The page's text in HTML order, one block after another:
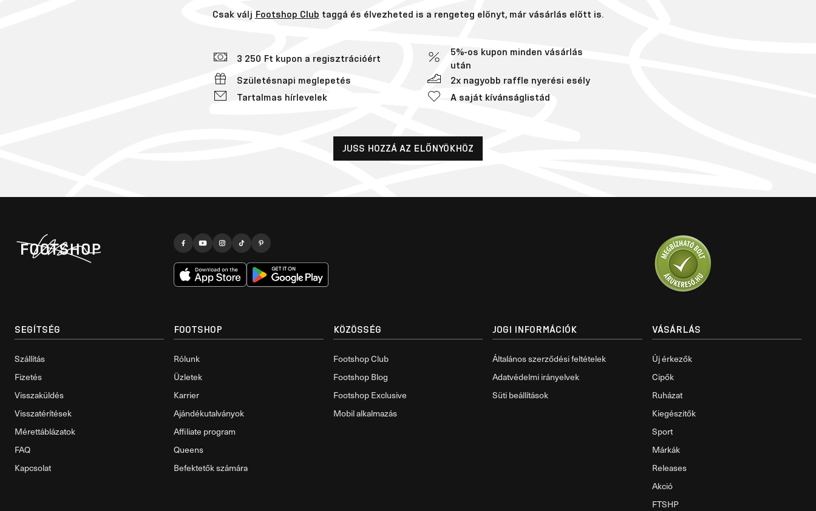
Csak válj Footshop Club taggá és élvezheted is a rengeteg előnyt, már vásárlás előtt is.
3 250 Ft kupon a regisztrációért
5%-os kupon minden vásárlás
után
Születésnapi meglepetés
2x nagyobb raffle nyerési esély
Tartalmas hírlevelek
A saját kívánságlistád
JUSS HOZZÁ AZ ELŐNYÖKHÖZ
SEGÍTSÉG
Szállítás
Fizetés
Visszaküldés
Visszatérítések
Mérettáblázatok
FAQ
Kapcsolat
FOOTSHOP
Rólunk
Üzletek
Karrier
Ajándékutalványok
Affiliate program
Queens
Befektetők számára
KÖZÖSSÉG
Footshop Club
Footshop Blog
Footshop Exclusive
Mobil alkalmazás
JOGI INFORMÁCIÓK
Általános szerződési feltételek
Adatvédelmi irányelvek
Süti beállítások
VÁSÁRLÁS
Új érkezők
Cipők
Ruházat
Kiegészitők
Sport
Márkák
Releases
Akció
FTSHP